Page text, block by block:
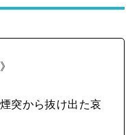
突から抜け出た哀